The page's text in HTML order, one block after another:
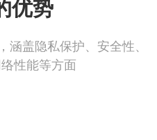
优势
盖隐私保护、安全性、
性能等方面